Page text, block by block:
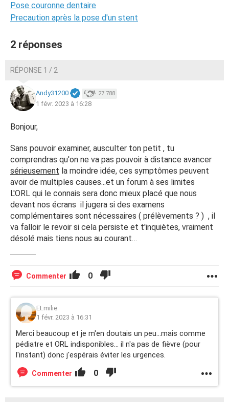
Pose couronne dentaire
Precaution après la pose d'un stent
2 réponses
RÉPONSE 1 / 2
Andy31200 27 788
1 févr. 2023 à 16:28
Bonjour,
Sans pouvoir examiner, ausculter ton petit , tu
comprendras qu'on ne va pas pouvoir à distance avancer
sérieusement la moindre idée, ces symptômes peuvent
avoir de multiples causes...et un forum à ses limites
L'ORL qui le connais sera donc mieux placé que nous
devant nos écrans il jugera si des examens
complémentaires sont nécessaires ( prélèvements ? ) , il
va falloir le revoir si cela persiste et t'inquiètes, vraiment
désolé mais tiens nous au courant…
Commenter 0
Et.milie
1 févr. 2023 à 16:31
Merci beaucoup et je m'en doutais un peu...mais comme
pédiatre et ORL indisponibles... il n'a pas de fièvre (pour
l'instant) donc j'espérais éviter les urgences.
Commenter 0